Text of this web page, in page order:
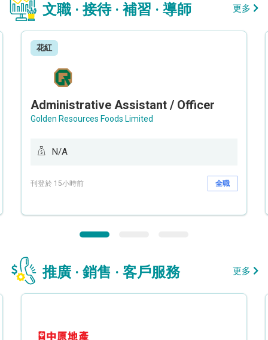
文職 · 接待 · 補習 · 導師 更多
花紅
Administrative Assistant / Officer
Golden Resources Foods Limited
N/A
刊登於 15小時前 全職
推廣 · 銷售 · 客戶服務 更多